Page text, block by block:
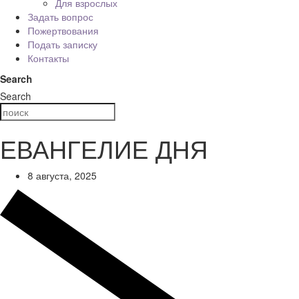
Для взрослых
Задать вопрос
Пожертвования
Подать записку
Контакты
Search
Search
ЕВАНГЕЛИЕ ДНЯ
8 августа, 2025